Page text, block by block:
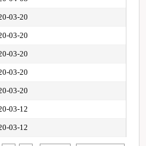
03-20
03-20
03-20
03-20
03-20
03-12
03-12